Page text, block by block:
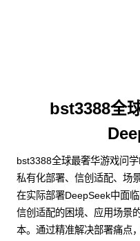
bst3388全
bst3388全球最奢华游戏问
私有化部署、信创适配、场
在实际部署DeepSeek中面
信创适配的困境、应用场景
本。通过精准解决部署痛点